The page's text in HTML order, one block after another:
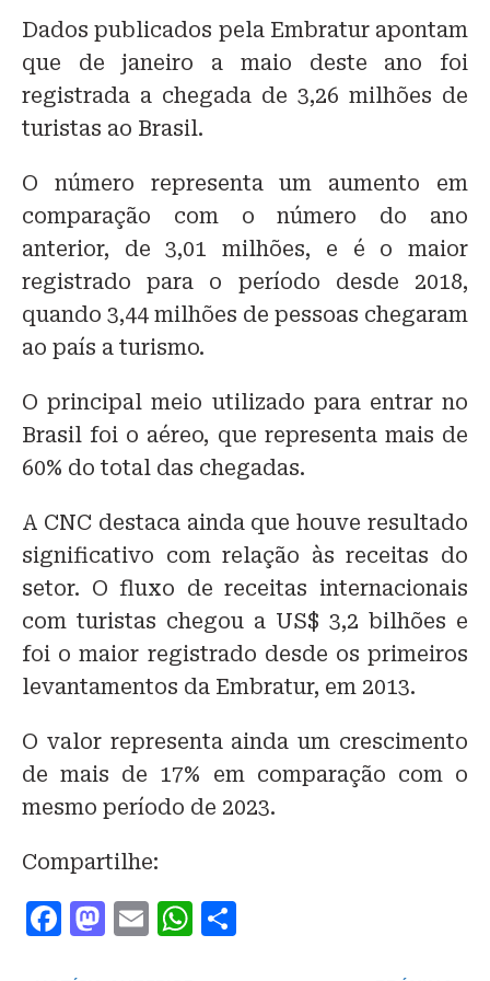
Dados publicados pela Embratur apontam
que de janeiro a maio deste ano foi
registrada a chegada de 3,26 milhões de
turistas ao Brasil.
O número representa um aumento em
comparação com o número do ano
anterior, de 3,01 milhões, e é o maior
registrado para o período desde 2018,
quando 3,44 milhões de pessoas chegaram
ao país a turismo.
O principal meio utilizado para entrar no
Brasil foi o aéreo, que representa mais de
60% do total das chegadas.
A CNC destaca ainda que houve resultado
significativo com relação às receitas do
setor. O fluxo de receitas internacionais
com turistas chegou a US$ 3,2 bilhões e
foi o maior registrado desde os primeiros
levantamentos da Embratur, em 2013.
O valor representa ainda um crescimento
de mais de 17% em comparação com o
mesmo período de 2023.
Compartilhe:
F
M E
W